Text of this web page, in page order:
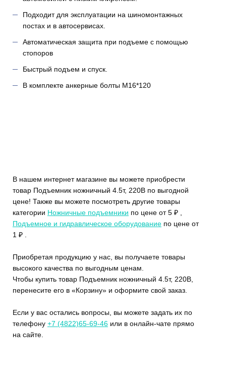
Подходит для эксплуатации на шиномонтажных
постах и в автосервисах.
Автоматическая защита при подъеме с помощью
стопоров
Быстрый подъем и спуск.
В комплекте анкерные болты M16*120
В нашем интернет магазине вы можете приобрести
товар Подъемник ножничный 4.5т, 220В по выгодной
цене! Также вы можете посмотреть другие товары
категории Ножничные подъемники по цене от 5 ₽ ,
Подъемное и гидравлическое оборудование по цене от
1 ₽ .
Приобретая продукцию у нас, вы получаете товары
высокого качества по выгодным ценам.
Чтобы купить товар Подъемник ножничный 4.5т, 220В,
перенесите его в «Корзину» и оформите свой заказ.
Если у вас остались вопросы, вы можете задать их по
телефону +7 (4822)65-69-46 или в онлайн-чате прямо
на сайте.